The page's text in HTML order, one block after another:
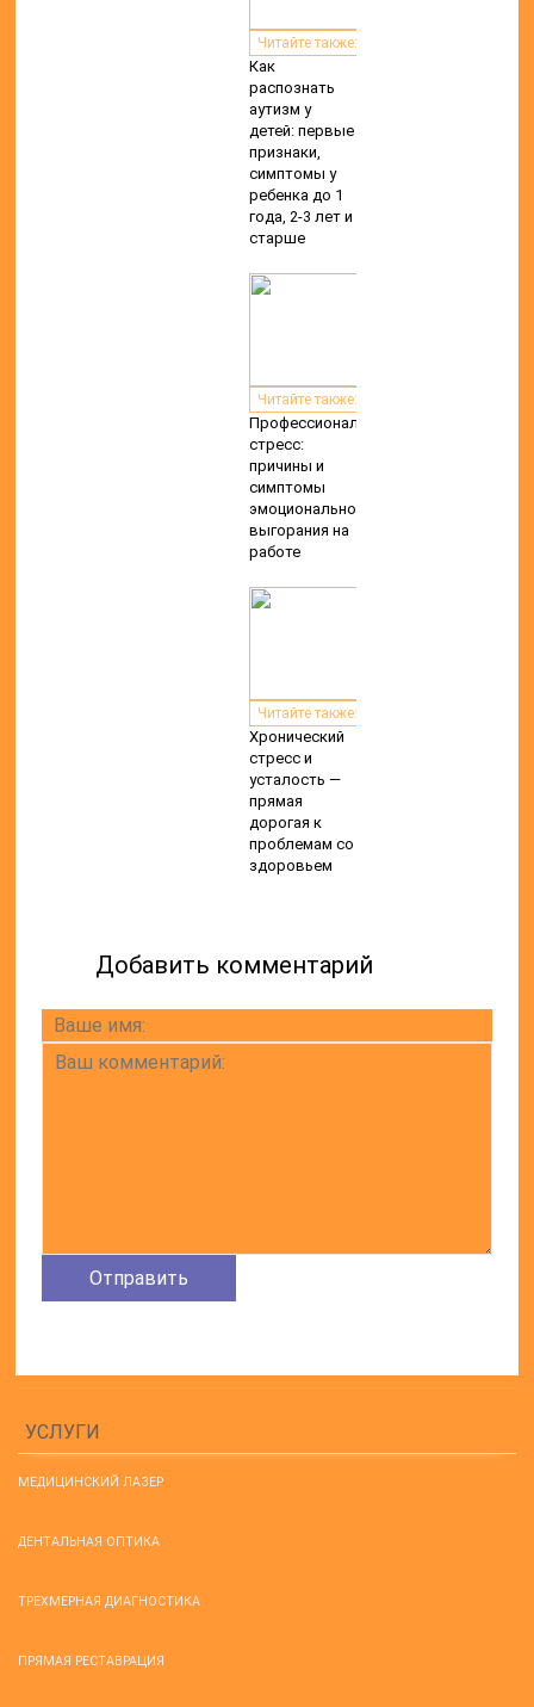
Читайте также:
Как
распознать
аутизм у
детей: первые
признаки,
симптомы у
ребенка до 1
года, 2-3 лет и
старше
Читайте также:
Профессиональный
стресс:
причины и
симптомы
эмоционального
выгорания на
работе
Читайте также:
Хронический
стресс и
усталость —
прямая
дорогая к
проблемам со
здоровьем
Добавить комментарий
УСЛУГИ
МЕДИЦИНСКИЙ ЛАЗЕР
ДЕНТАЛЬНАЯ ОПТИКА
ТРЕХМЕРНАЯ ДИАГНОСТИКА
ПРЯМАЯ РЕСТАВРАЦИЯ